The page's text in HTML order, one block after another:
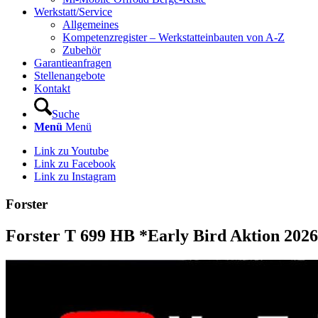
Werkstatt/Service
Allgemeines
Kompetenzregister – Werkstatteinbauten von A-Z
Zubehör
Garantieanfragen
Stellenangebote
Kontakt
Suche
Menü Menü
Link zu Youtube
Link zu Facebook
Link zu Instagram
Forster
Forster T 699 HB *Early Bird Aktion